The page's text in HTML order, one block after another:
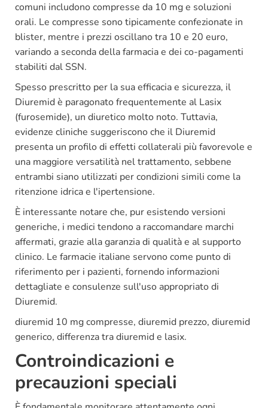
comuni includono compresse da 10 mg e soluzioni
orali. Le compresse sono tipicamente confezionate in
blister, mentre i prezzi oscillano tra 10 e 20 euro,
variando a seconda della farmacia e dei co-pagamenti
stabiliti dal SSN.
Spesso prescritto per la sua efficacia e sicurezza, il
Diuremid è paragonato frequentemente al Lasix
(furosemide), un diuretico molto noto. Tuttavia,
evidenze cliniche suggeriscono che il Diuremid
presenta un profilo di effetti collaterali più favorevole e
una maggiore versatilità nel trattamento, sebbene
entrambi siano utilizzati per condizioni simili come la
ritenzione idrica e l'ipertensione.
È interessante notare che, pur esistendo versioni
generiche, i medici tendono a raccomandare marchi
affermati, grazie alla garanzia di qualità e al supporto
clinico. Le farmacie italiane servono come punto di
riferimento per i pazienti, fornendo informazioni
dettagliate e consulenze sull'uso appropriato di
Diuremid.
diuremid 10 mg compresse, diuremid prezzo, diuremid
generico, differenza tra diuremid e lasix.
Controindicazioni e
precauzioni speciali